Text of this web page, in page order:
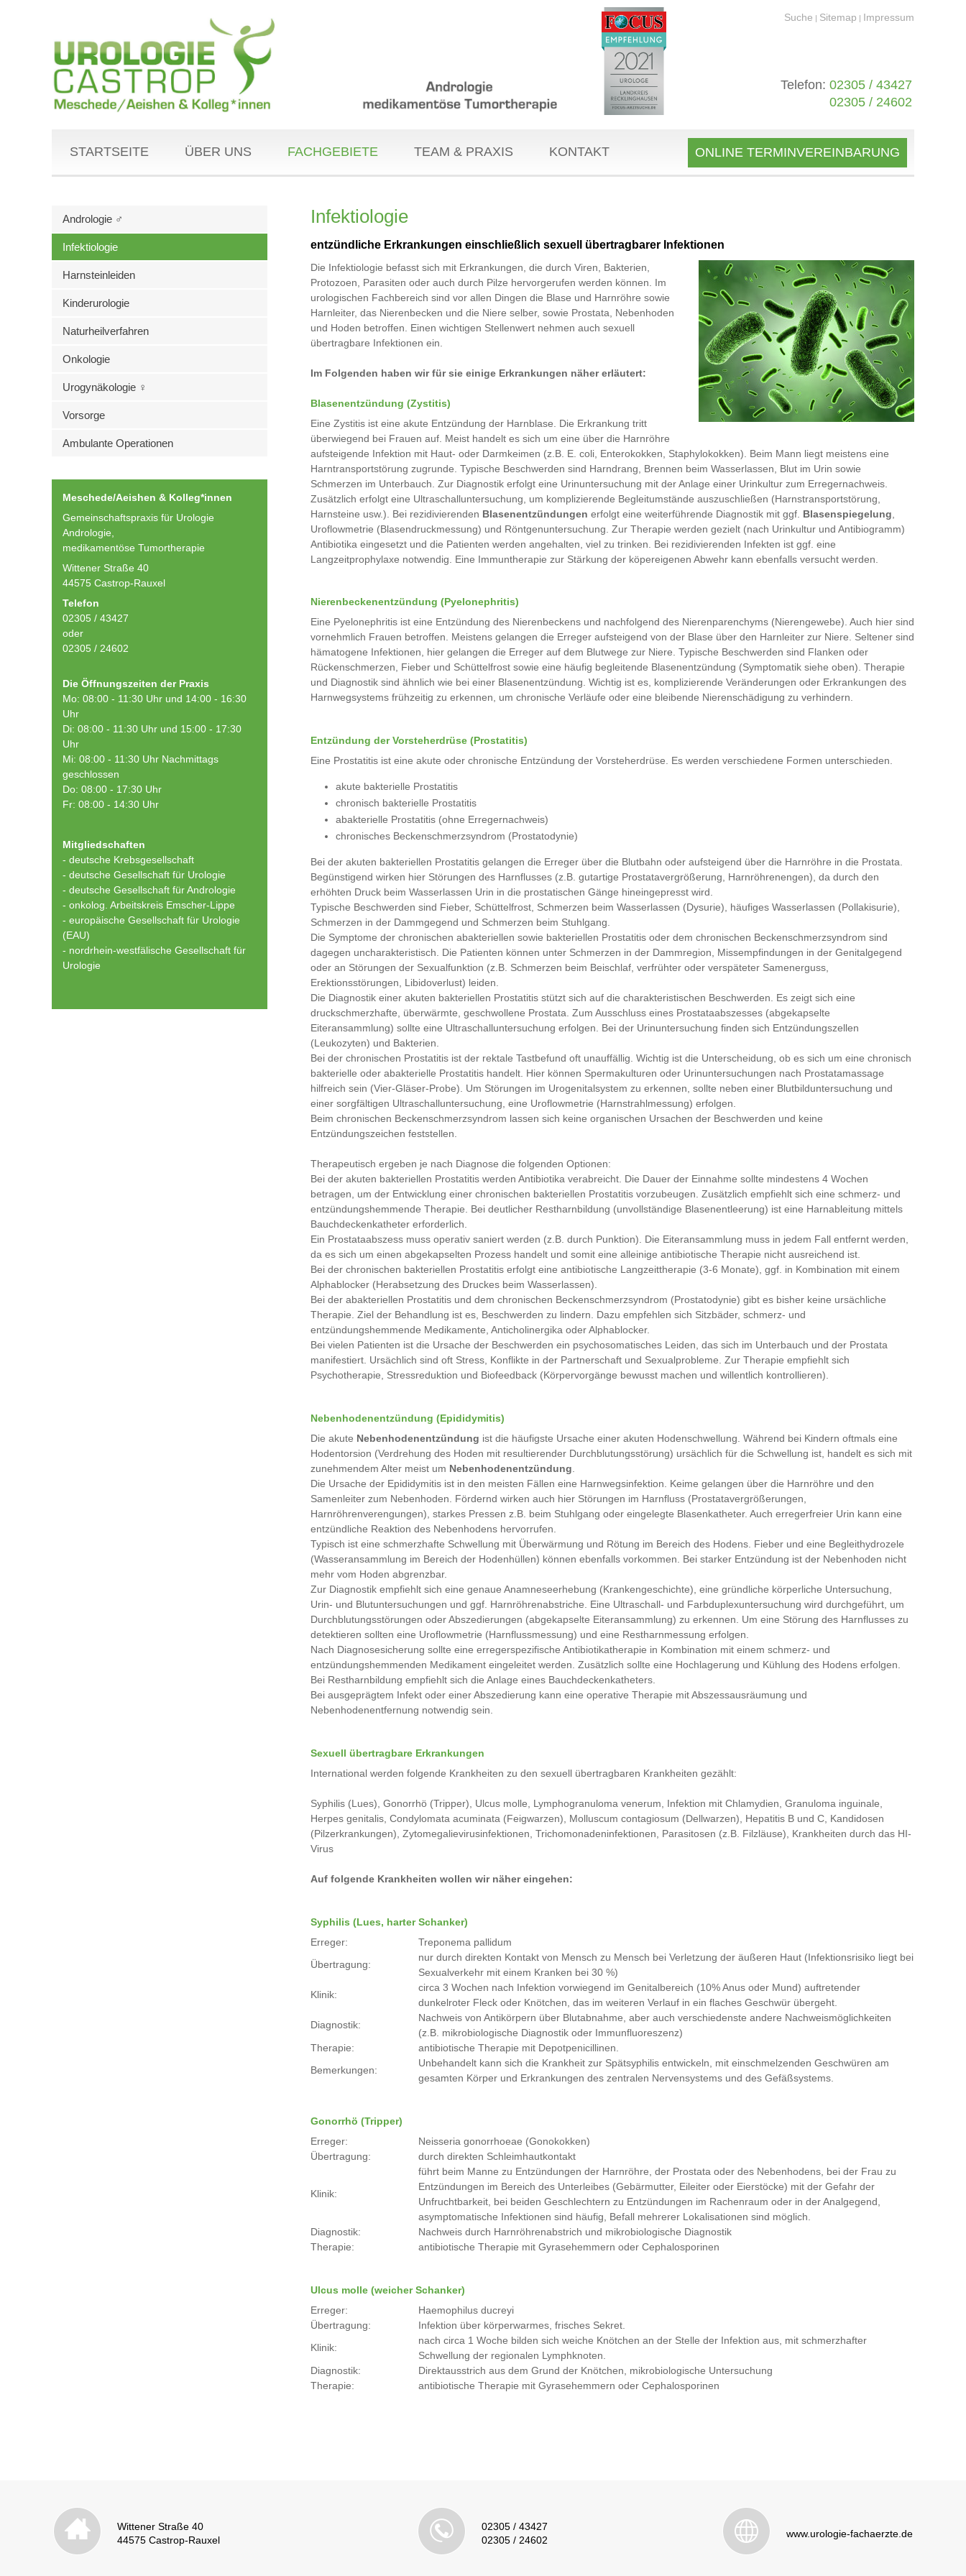
Suche | Sitemap | Impressum
Telefon: 02305 / 43427
02305 / 24602
STARTSEITE ÜBER UNS FACHGEBIETE TEAM & PRAXIS KONTAKT ONLINE TERMINVEREINBARUNG
Andrologie ♂
Infektiologie
Harnsteinleiden
Kinderurologie
Naturheilverfahren
Onkologie
Urogynäkologie ♀
Vorsorge
Ambulante Operationen
Meschede/Aeishen & Kolleg*innen
Gemeinschaftspraxis für Urologie
Andrologie,
medikamentöse Tumortherapie
Wittener Straße 40
44575 Castrop-Rauxel
Telefon
02305 / 43427
oder
02305 / 24602
Die Öffnungszeiten der Praxis
Mo: 08:00 - 11:30 Uhr und 14:00 - 16:30
Uhr
Di: 08:00 - 11:30 Uhr und 15:00 - 17:30
Uhr
Mi: 08:00 - 11:30 Uhr Nachmittags
geschlossen
Do: 08:00 - 17:30 Uhr
Fr: 08:00 - 14:30 Uhr
Mitgliedschaften
- deutsche Krebsgesellschaft
- deutsche Gesellschaft für Urologie
- deutsche Gesellschaft für Andrologie
- onkolog. Arbeitskreis Emscher-Lippe
- europäische Gesellschaft für Urologie
(EAU)
- nordrhein-westfälische Gesellschaft für
Urologie
Infektiologie
entzündliche Erkrankungen einschließlich sexuell übertragbarer Infektionen
Die Infektiologie befasst sich mit Erkrankungen, die durch Viren, Bakterien,
Protozoen, Parasiten oder auch durch Pilze hervorgerufen werden können. Im
urologischen Fachbereich sind vor allen Dingen die Blase und Harnröhre sowie
Harnleiter, das Nierenbecken und die Niere selber, sowie Prostata, Nebenhoden
und Hoden betroffen. Einen wichtigen Stellenwert nehmen auch sexuell
übertragbare Infektionen ein.
Im Folgenden haben wir für sie einige Erkrankungen näher erläutert:
Blasenentzündung (Zystitis)
Eine Zystitis ist eine akute Entzündung der Harnblase. Die Erkrankung tritt
überwiegend bei Frauen auf. Meist handelt es sich um eine über die Harnröhre
aufsteigende Infektion mit Haut- oder Darmkeimen (z.B. E. coli, Enterokokken, Staphylokokken). Beim Mann liegt meistens eine
Harntransportstörung zugrunde. Typische Beschwerden sind Harndrang, Brennen beim Wasserlassen, Blut im Urin sowie
Schmerzen im Unterbauch. Zur Diagnostik erfolgt eine Urinuntersuchung mit der Anlage einer Urinkultur zum Erregernachweis.
Zusätzlich erfolgt eine Ultraschalluntersuchung, um komplizierende Begleitumstände auszuschließen (Harnstransportstörung,
Harnsteine usw.). Bei rezidivierenden Blasenentzündungen erfolgt eine weiterführende Diagnostik mit ggf. Blasenspiegelung
Uroflowmetrie (Blasendruckmessung) und Röntgenuntersuchung. Zur Therapie werden gezielt (nach Urinkultur und Antibiogramm)
Antibiotika eingesetzt und die Patienten werden angehalten, viel zu trinken. Bei rezidivierenden Infekten ist ggf. eine
Langzeitprophylaxe notwendig. Eine Immuntherapie zur Stärkung der köpereigenen Abwehr kann ebenfalls versucht werden.
Nierenbeckenentzündung (Pyelonephritis)
Eine Pyelonephritis ist eine Entzündung des Nierenbeckens und nachfolgend des Nierenparenchyms (Nierengewebe). Auch hier sind
vornehmlich Frauen betroffen. Meistens gelangen die Erreger aufsteigend von der Blase über den Harnleiter zur Niere. Seltener sind
hämatogene Infektionen, hier gelangen die Erreger auf dem Blutwege zur Niere. Typische Beschwerden sind Flanken oder
Rückenschmerzen, Fieber und Schüttelfrost sowie eine häufig begleitende Blasenentzündung (Symptomatik siehe oben). Therapie
und Diagnostik sind ähnlich wie bei einer Blasenentzündung. Wichtig ist es, komplizierende Veränderungen oder Erkrankungen des
Harnwegsystems frühzeitig zu erkennen, um chronische Verläufe oder eine bleibende Nierenschädigung zu verhindern.
Entzündung der Vorsteherdrüse (Prostatitis)
Eine Prostatitis ist eine akute oder chronische Entzündung der Vorsteherdrüse. Es werden verschiedene Formen unterschieden.
akute bakterielle Prostatitis
chronisch bakterielle Prostatitis
abakterielle Prostatitis (ohne Erregernachweis)
chronisches Beckenschmerzsyndrom (Prostatodynie)
Bei der akuten bakteriellen Prostatitis gelangen die Erreger über die Blutbahn oder aufsteigend über die Harnröhre in die Prostata.
Begünstigend wirken hier Störungen des Harnflusses (z.B. gutartige Prostatavergrößerung, Harnröhrenengen), da durch den
erhöhten Druck beim Wasserlassen Urin in die prostatischen Gänge hineingepresst wird.
Typische Beschwerden sind Fieber, Schüttelfrost, Schmerzen beim Wasserlassen (Dysurie), häufiges Wasserlassen (Pollakisurie),
Schmerzen in der Dammgegend und Schmerzen beim Stuhlgang.
Die Symptome der chronischen abakteriellen sowie bakteriellen Prostatitis oder dem chronischen Beckenschmerzsyndrom sind
dagegen uncharakteristisch. Die Patienten können unter Schmerzen in der Dammregion, Missempfindungen in der Genitalgegend
oder an Störungen der Sexualfunktion (z.B. Schmerzen beim Beischlaf, verfrühter oder verspäteter Samenerguss,
Erektionsstörungen, Libidoverlust) leiden.
Die Diagnostik einer akuten bakteriellen Prostatitis stützt sich auf die charakteristischen Beschwerden. Es zeigt sich eine
druckschmerzhafte, überwärmte, geschwollene Prostata. Zum Ausschluss eines Prostataabszesses (abgekapselte
Eiteransammlung) sollte eine Ultraschalluntersuchung erfolgen. Bei der Urinuntersuchung finden sich Entzündungszellen
(Leukozyten) und Bakterien.
Bei der chronischen Prostatitis ist der rektale Tastbefund oft unauffällig. Wichtig ist die Unterscheidung, ob es sich um eine chronisch
bakterielle oder abakterielle Prostatitis handelt. Hier können Spermakulturen oder Urinuntersuchungen nach Prostatamassage
hilfreich sein (Vier-Gläser-Probe). Um Störungen im Urogenitalsystem zu erkennen, sollte neben einer Blutbilduntersuchung und
einer sorgfältigen Ultraschalluntersuchung, eine Uroflowmetrie (Harnstrahlmessung) erfolgen.
Beim chronischen Beckenschmerzsyndrom lassen sich keine organischen Ursachen der Beschwerden und keine
Entzündungszeichen feststellen.
Therapeutisch ergeben je nach Diagnose die folgenden Optionen:
Bei der akuten bakteriellen Prostatitis werden Antibiotika verabreicht. Die Dauer der Einnahme sollte mindestens 4 Wochen
betragen, um der Entwicklung einer chronischen bakteriellen Prostatitis vorzubeugen. Zusätzlich empfiehlt sich eine schmerz- und
entzündungshemmende Therapie. Bei deutlicher Restharnbildung (unvollständige Blasenentleerung) ist eine Harnableitung mittels
Bauchdeckenkatheter erforderlich.
Ein Prostataabszess muss operativ saniert werden (z.B. durch Punktion). Die Eiteransammlung muss in jedem Fall entfernt werden,
da es sich um einen abgekapselten Prozess handelt und somit eine alleinige antibiotische Therapie nicht ausreichend ist.
Bei der chronischen bakteriellen Prostatitis erfolgt eine antibiotische Langzeittherapie (3-6 Monate), ggf. in Kombination mit einem
Alphablocker (Herabsetzung des Druckes beim Wasserlassen).
Bei der abakteriellen Prostatitis und dem chronischen Beckenschmerzsyndrom (Prostatodynie) gibt es bisher keine ursächliche
Therapie. Ziel der Behandlung ist es, Beschwerden zu lindern. Dazu empfehlen sich Sitzbäder, schmerz- und
entzündungshemmende Medikamente, Anticholinergika oder Alphablocker.
Bei vielen Patienten ist die Ursache der Beschwerden ein psychosomatisches Leiden, das sich im Unterbauch und der Prostata
manifestiert. Ursächlich sind oft Stress, Konflikte in der Partnerschaft und Sexualprobleme. Zur Therapie empfiehlt sich
Psychotherapie, Stressreduktion und Biofeedback (Körpervorgänge bewusst machen und willentlich kontrollieren).
Nebenhodenentzündung (Epididymitis)
Die akute Nebenhodenentzündung ist die häufigste Ursache einer akuten Hodenschwellung. Während bei Kindern oftmals eine
Hodentorsion (Verdrehung des Hoden mit resultierender Durchblutungsstörung) ursächlich für die Schwellung ist, handelt es sich mit
zunehmendem Alter meist um Nebenhodenentzündung
Die Ursache der Epididymitis ist in den meisten Fällen eine Harnwegsinfektion. Keime gelangen über die Harnröhre und den
Samenleiter zum Nebenhoden. Fördernd wirken auch hier Störungen im Harnfluss (Prostatavergrößerungen,
Harnröhrenverengungen), starkes Pressen z.B. beim Stuhlgang oder eingelegte Blasenkatheter. Auch erregerfreier Urin kann eine
entzündliche Reaktion des Nebenhodens hervorrufen.
Typisch ist eine schmerzhafte Schwellung mit Überwärmung und Rötung im Bereich des Hodens. Fieber und eine Begleithydrozele
(Wasseransammlung im Bereich der Hodenhüllen) können ebenfalls vorkommen. Bei starker Entzündung ist der Nebenhoden nicht
mehr vom Hoden abgrenzbar.
Zur Diagnostik empfiehlt sich eine genaue Anamneseerhebung (Krankengeschichte), eine gründliche körperliche Untersuchung,
Urin- und Blutuntersuchungen und ggf. Harnröhrenabstriche. Eine Ultraschall- und Farbduplexuntersuchung wird durchgeführt, um
Durchblutungsstörungen oder Abszedierungen (abgekapselte Eiteransammlung) zu erkennen. Um eine Störung des Harnflusses zu
detektieren sollten eine Uroflowmetrie (Harnflussmessung) und eine Restharnmessung erfolgen.
Nach Diagnosesicherung sollte eine erregerspezifische Antibiotikatherapie in Kombination mit einem schmerz- und
entzündungshemmenden Medikament eingeleitet werden. Zusätzlich sollte eine Hochlagerung und Kühlung des Hodens erfolgen.
Bei Restharnbildung empfiehlt sich die Anlage eines Bauchdeckenkatheters.
Bei ausgeprägtem Infekt oder einer Abszedierung kann eine operative Therapie mit Abszessausräumung und
Nebenhodenentfernung notwendig sein.
Sexuell übertragbare Erkrankungen
International werden folgende Krankheiten zu den sexuell übertragbaren Krankheiten gezählt:
Syphilis (Lues), Gonorrhö (Tripper), Ulcus molle, Lymphogranuloma venerum, Infektion mit Chlamydien, Granuloma inguinale,
Herpes genitalis, Condylomata acuminata (Feigwarzen), Molluscum contagiosum (Dellwarzen), Hepatitis B und C, Kandidosen
(Pilzerkrankungen), Zytomegalievirusinfektionen, Trichomonadeninfektionen, Parasitosen (z.B. Filzläuse), Krankheiten durch das HI-
Virus
Auf folgende Krankheiten wollen wir näher eingehen:
Syphilis (Lues, harter Schanker)
Erreger:
Treponema pallidum
Übertragung:
nur durch direkten Kontakt von Mensch zu Mensch bei Verletzung der äußeren Haut (Infektionsrisiko liegt bei
Sexualverkehr mit einem Kranken bei 30 %)
Klinik:
circa 3 Wochen nach Infektion vorwiegend im Genitalbereich (10% Anus oder Mund) auftretender
dunkelroter Fleck oder Knötchen, das im weiteren Verlauf in ein flaches Geschwür übergeht.
Diagnostik:
Nachweis von Antikörpern über Blutabnahme, aber auch verschiedenste andere Nachweismöglichkeiten
(z.B. mikrobiologische Diagnostik oder Immunfluoreszenz)
Therapie:
antibiotische Therapie mit Depotpenicillinen.
Bemerkungen:
Unbehandelt kann sich die Krankheit zur Spätsyphilis entwickeln, mit einschmelzenden Geschwüren am
gesamten Körper und Erkrankungen des zentralen Nervensystems und des Gefäßsystems.
Gonorrhö (Tripper)
Erreger:
Neisseria gonorrhoeae (Gonokokken)
Übertragung:
durch direkten Schleimhautkontakt
Klinik:
führt beim Manne zu Entzündungen der Harnröhre, der Prostata oder des Nebenhodens, bei der Frau zu
Entzündungen im Bereich des Unterleibes (Gebärmutter, Eileiter oder Eierstöcke) mit der Gefahr der
Unfruchtbarkeit, bei beiden Geschlechtern zu Entzündungen im Rachenraum oder in der Analgegend,
asymptomatische Infektionen sind häufig, Befall mehrerer Lokalisationen sind möglich.
Diagnostik:
Nachweis durch Harnröhrenabstrich und mikrobiologische Diagnostik
Therapie:
antibiotische Therapie mit Gyrasehemmern oder Cephalosporinen
Ulcus molle (weicher Schanker)
Erreger:
Haemophilus ducreyi
Übertragung:
Infektion über körperwarmes, frisches Sekret.
Klinik:
nach circa 1 Woche bilden sich weiche Knötchen an der Stelle der Infektion aus, mit schmerzhafter
Schwellung der regionalen Lymphknoten.
Diagnostik:
Direktausstrich aus dem Grund der Knötchen, mikrobiologische Untersuchung
Therapie:
antibiotische Therapie mit Gyrasehemmern oder Cephalosporinen
Wittener Straße 40
44575 Castrop-Rauxel
02305 / 43427
02305 / 24602
www.urologie-fachaerzte.de